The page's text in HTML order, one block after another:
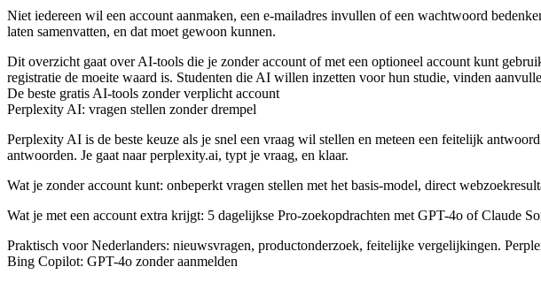
Niet iedereen wil een account aanmaken, een e-mailadres invullen of een wachtwoord
laten samenvatten, en dat moet gewoon kunnen.
Dit overzicht gaat over AI-tools die je zonder account of met een optioneel account kunt
registratie de moeite waard is. Studenten die AI willen inzetten voor hun studie, vinden
De beste gratis AI-tools zonder verplicht account
Perplexity AI: vragen stellen zonder drempel
Perplexity AI is de beste keuze als je snel een vraag wil stellen en meteen een feitelijk
antwoorden. Je gaat naar perplexity.ai, typt je vraag, en klaar.
Wat je zonder account kunt: onbeperkt vragen stellen met het basis-model, direct
Wat je met een account extra krijgt: 5 dagelijkse Pro-zoekopdrachten met GPT-4o of Claude
Praktisch voor Nederlanders: nieuwsvragen, productonderzoek, feitelijke vergelijkingen.
Bing Copilot: GPT-4o zonder aanmelden